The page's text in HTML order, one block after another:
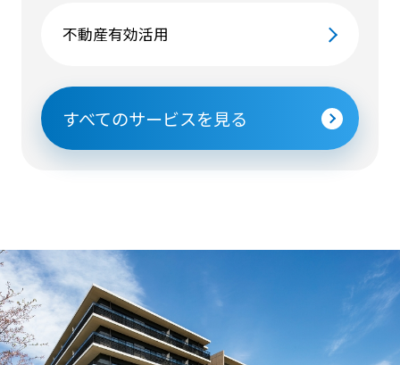
不動産有効活用
すべてのサービスを見る